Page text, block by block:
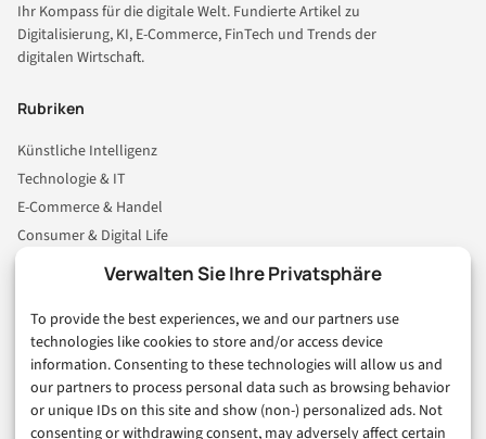
Verwalten Sie Ihre Privatsphäre
To provide the best experiences, we and our partners use
technologies like cookies to store and/or access device
information. Consenting to these technologies will allow us and
our partners to process personal data such as browsing behavior
or unique IDs on this site and show (non-) personalized ads. Not
consenting or withdrawing consent, may adversely affect certain
Ihr Kompass für die digitale Welt. Fundierte Artikel zu
Digitalisierung, KI, E-Commerce, FinTech und Trends der
digitalen Wirtschaft.
Rubriken
Künstliche Intelligenz
Technologie & IT
E-Commerce & Handel
Consumer & Digital Life
Business & Karriere
Sicherheit & Recht
Digitalisierung
Marketing